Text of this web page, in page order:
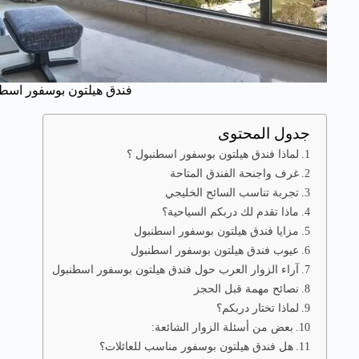
فندق هيلتون بوسفور
جدول المحتوى
لماذا فندق هيلتون بوسفور اسطنبول ؟
غرف واجنحة الفندق المتاحة
تجربة تناسب السائح الخليجي
ماذا تقدم لك دربكم السياحية؟
مزايا فندق هيلتون بوسفور اسطنبول
عيوب فندق هيلتون بوسفور اسطنبول
آراء الزوار العرب حول فندق هيلتون بوسفور اسطنبول
نصائح مهمة قبل الحجز
لماذا تختار دربكم؟
بعض من أسئلة الزوار الشائعة:
هل فندق هيلتون بوسفور مناسب للعائلات؟